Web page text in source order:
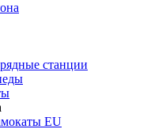
станции
EU